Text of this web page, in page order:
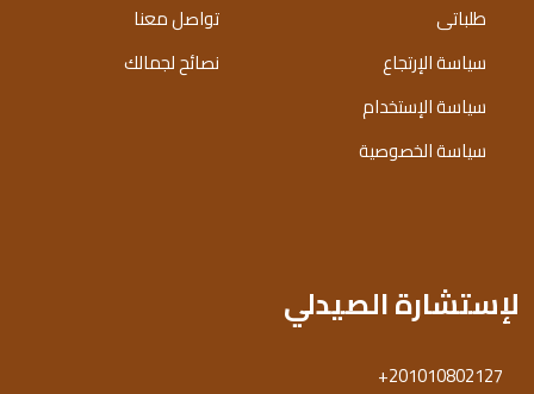
طلباتى
سياسة الإرتجاع
سياسة الإستخدام
سياسة الخصوصية
تواصل معنا
نصائح لجمالك
لإستشارة الصيدلي
+201010802127